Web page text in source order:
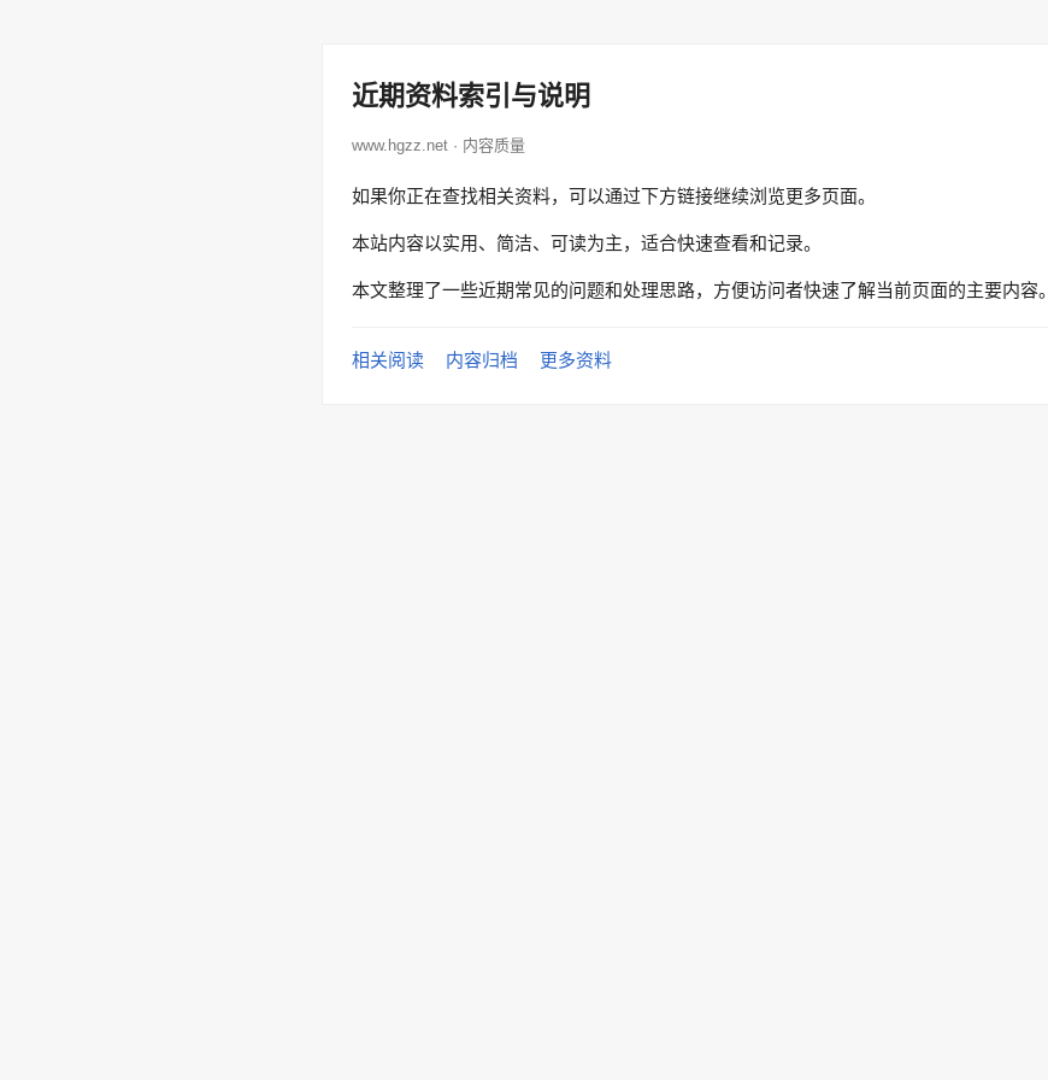
近期资料索引与说明
www.hgzz.net · 内容质量
如果你正在查找相关资料，可以通过下方链接继续浏览更多页面。
本站内容以实用、简洁、可读为主，适合快速查看和记录。
本文整理了一些近期常见的问题和处理思路，方便访问者快速了解当前页面的主要内容。
相关阅读 内容归档 更多资料